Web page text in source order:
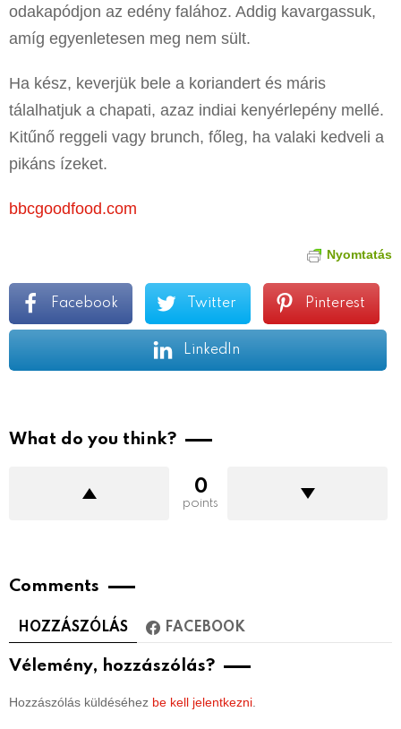
odakapódjon az edény falához. Addig kavargassuk,
amíg egyenletesen meg nem sült.
Ha kész, keverjük bele a koriandert és máris
tálalhatjuk a chapati, azaz indiai kenyérlepény mellé.
Kitűnő reggeli vagy brunch, főleg, ha valaki kedveli a
pikáns ízeket.
bbcgoodfood.com
Nyomtatás
Facebook Twitter Pinterest
LinkedIn
What do you think?
0
points
Comments
HOZZÁSZÓLÁS FACEBOOK
Vélemény, hozzászólás?
Hozzászólás küldéséhez be kell jelentkezni